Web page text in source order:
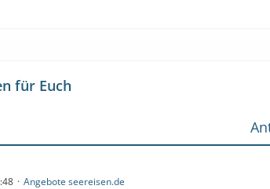
für Euch
Angebote seereisen.de